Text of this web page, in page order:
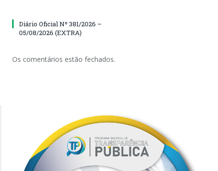
Diário Oficial Nº 381/2026 –
05/08/2026 (EXTRA)
Os comentários estão fechados.